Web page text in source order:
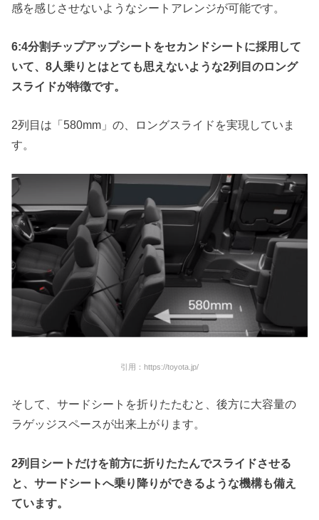
感を感じさせないようなシートアレンジが可能です。
6:4分割チップアップシートをセカンドシートに採用して
いて、8人乗りとはとても思えないような2列目のロング
スライドが特徴です。
2列目は「580mm」の、ロングスライドを実現していま
す。
引用：https://toyota.jp/
そして、サードシートを折りたたむと、後方に大容量の
ラゲッジスペースが出来上がります。
2列目シートだけを前方に折りたたんでスライドさせる
と、サードシートへ乗り降りができるような機構も備え
ています。